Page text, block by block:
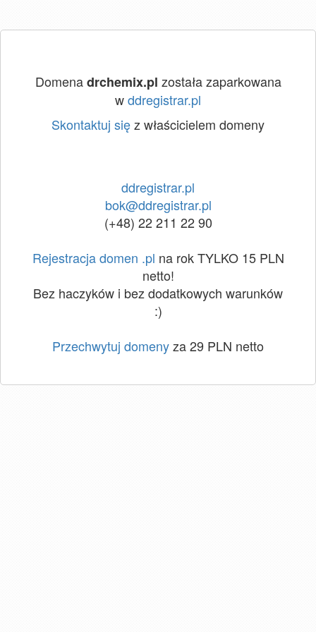
Domenadrchemix.pl została zaparkowana
wddregistrar.pl
Skontaktuj sięz właścicielem domeny
ddregistrar.pl
bok@ddregistrar.pl
(+48) 22 211 22 90
Rejestracja domen .pl na rok TYLKO 15 PLN
netto!
Bez haczyków i bez dodatkowych warunków
:)
Przechwytuj domenyza 29 PLN netto